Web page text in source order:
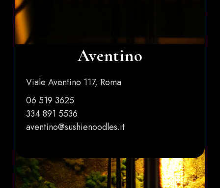
Aventino
Viale Aventino 117, Roma
06 519 3625
334 891 5536
aventino@sushienoodles.it